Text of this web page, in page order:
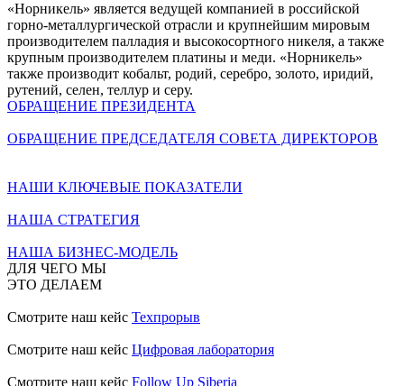
«Норникель» является ведущей компанией в российской
горно-металлургической отрасли и крупнейшим мировым
производителем палладия и высокосортного никеля, а также
крупным производителем платины и меди. «Норникель»
также производит кобальт, родий, серебро, золото, иридий,
рутений, селен, теллур и серу.
ОБРАЩЕНИЕ ПРЕЗИДЕНТА
ОБРАЩЕНИЕ ПРЕДСЕДАТЕЛЯ СОВЕТА ДИРЕКТОРОВ
НАШИ КЛЮЧЕВЫЕ ПОКАЗАТЕЛИ
НАША СТРАТЕГИЯ
НАША БИЗНЕС-МОДЕЛЬ
ДЛЯ ЧЕГО МЫ
ЭТО ДЕЛАЕМ
Смотрите наш кейс Техпрорыв
Смотрите наш кейс Цифровая лаборатория
Смотрите наш кейс Follow Up Siberia